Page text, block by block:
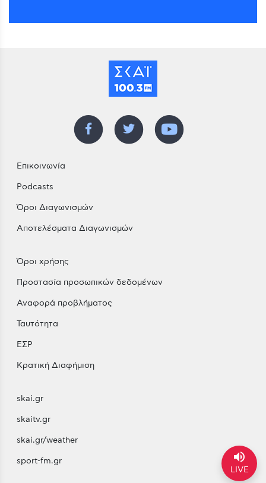
Επικοινωνία
Podcasts
Όροι Διαγωνισμών
Αποτελέσματα Διαγωνισμών
Όροι χρήσης
Προστασία προσωπικών δεδομένων
Αναφορά προβλήματος
Ταυτότητα
ΕΣΡ
Κρατική Διαφήμιση
skai.gr
skaitv.gr
skai.gr/weather
sport-fm.gr
volume_up
LIVE